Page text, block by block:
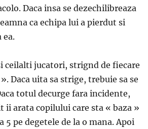
Daca insa se dezechilibreaza
ca echipa lui a pierdut si
ea.
ceilalti jucatori, strignd de fiecare
Daca uita sa strige, trebuie sa se
totul decurge fara incidente,
ii arata copilului care sta « baza »
5 pe degetele de la o mana. Apoi